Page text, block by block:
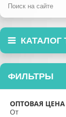
ФИЛЬТРЫ
ОПТОВАЯ ЦЕНА
От